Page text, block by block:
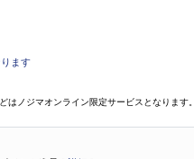
ます
はノジマオンライン限定サービスとなります。